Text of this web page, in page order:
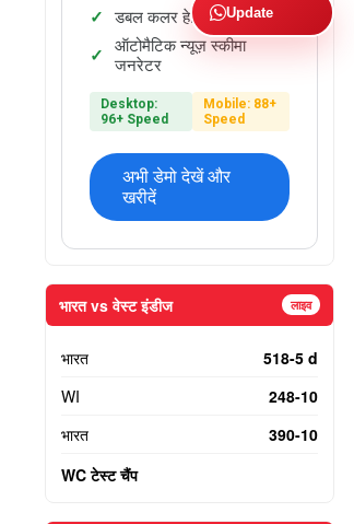
डबल कलर हेडिंग फैसिलिटी
ऑटोमैटिक न्यूज़ स्कीमा
जनरेटर
Desktop:
96+ Speed
Mobile: 88+
Speed
अभी डेमो देखें और
खरीदें
भारत vs वेस्ट इंडीज लाइव
भारत
518-5 d
WI
248-10
भारत
390-10
WC टेस्ट चैंप
Update